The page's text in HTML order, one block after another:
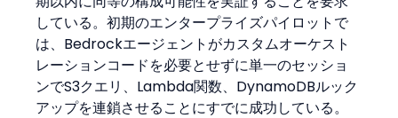
している。初期のエンタープライズパイロットで
は、Bedrockエージェントがカスタムオーケスト
レーションコードを必要とせずに単一のセッショ
ンでS3クエリ、Lambda関数、DynamoDBルック
アップを連鎖させることにすでに成功している。